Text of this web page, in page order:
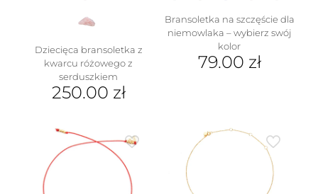
Dziecięca bransoletka z
kwarcu różowego z
serduszkiem
250.00 zł
Bransoletka na szczęście dla
niemowlaka – wybierz swój
kolor
79.00 zł
wariantów.